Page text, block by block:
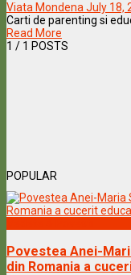
Viata Mondena July 18,
Carti de parenting si
Read More
1 / 1 POSTS
POPULAR
Povestea Anei-
din Romania a